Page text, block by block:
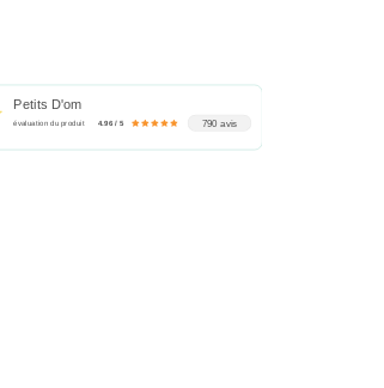
Petits D'om
évaluation du produit 4.96 / 5 790 avis